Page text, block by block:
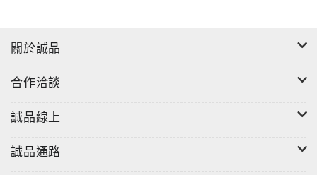
關於誠品
合作洽談
誠品線上
誠品通路